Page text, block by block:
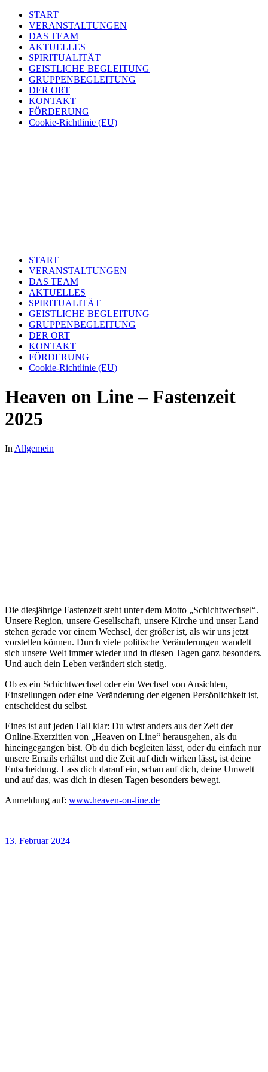
START
VERANSTALTUNGEN
DAS TEAM
AKTUELLES
SPIRITUALITÄT
GEISTLICHE BEGLEITUNG
GRUPPENBEGLEITUNG
DER ORT
KONTAKT
FÖRDERUNG
Cookie-Richtlinie (EU)
START
VERANSTALTUNGEN
DAS TEAM
AKTUELLES
SPIRITUALITÄT
GEISTLICHE BEGLEITUNG
GRUPPENBEGLEITUNG
DER ORT
KONTAKT
FÖRDERUNG
Cookie-Richtlinie (EU)
Heaven on Line – Fastenzeit
2025
In Allgemein
Die diesjährige Fastenzeit steht unter dem Motto „Schichtwechsel“.
Unsere Region, unsere Gesellschaft, unsere Kirche und unser Land
stehen gerade vor einem Wechsel, der größer ist, als wir uns jetzt
vorstellen können. Durch viele politische Veränderungen wandelt
sich unsere Welt immer wieder und in diesen Tagen ganz besonders.
Und auch dein Leben verändert sich stetig.
Ob es ein Schichtwechsel oder ein Wechsel von Ansichten,
Einstellungen oder eine Veränderung der eigenen Persönlichkeit ist,
entscheidest du selbst.
Eines ist auf jeden Fall klar: Du wirst anders aus der Zeit der
Online-Exerzitien von „Heaven on Line“ herausgehen, als du
hineingegangen bist. Ob du dich begleiten lässt, oder du einfach nur
unsere Emails erhältst und die Zeit auf dich wirken lässt, ist deine
Entscheidung. Lass dich darauf ein, schau auf dich, deine Umwelt
und auf das, was dich in diesen Tagen besonders bewegt.
Anmeldung auf: www.heaven-on-line.de
13. Februar 2024